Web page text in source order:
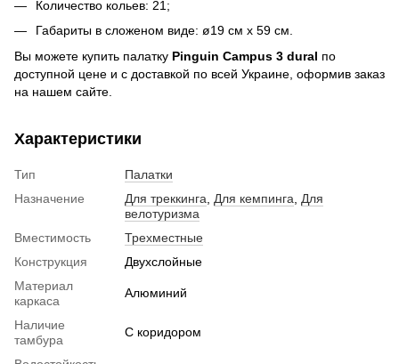
Количество кольев: 21;
Габариты в сложеном виде: ø19 см х 59 см.
Вы можете купить палатку Pinguin Campus 3 dural по
доступной цене и с доставкой по всей Украине, оформив заказ
на нашем сайте.
Характеристики
Тип
Палатки
Назначение
Для треккинга Для кемпинга
Для
велотуризма
Вместимость
Трехместные
Конструкция
Двухслойные
Материал
каркаса
Алюминий
Наличие
тамбура
С коридором